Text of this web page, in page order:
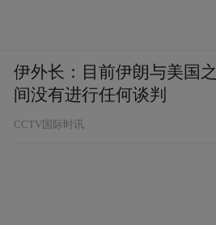
伊外长：目前伊朗与美国之
间没有进行任何谈判
CCTV国际时讯